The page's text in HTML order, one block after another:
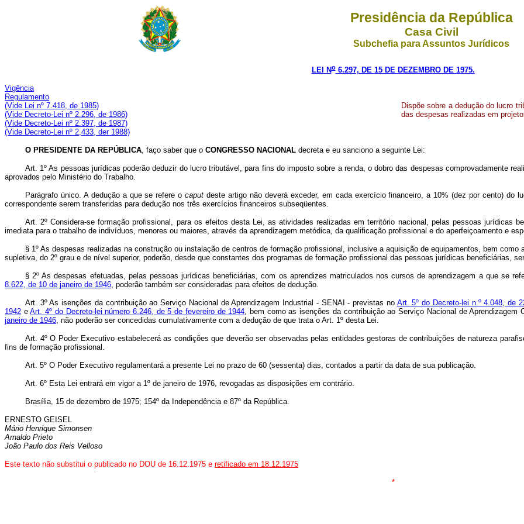
Presidência da República
Casa Civil
Subchefia para Assuntos Jurídicos
LEI No6.297, DE 15 DE DEZEMBRO DE 1975.
Vigência
Regulamento
(Vide Lei nº 7.418, de 1985)
(Vide Decreto-Lei nº 2.296, de 1986)
(Vide Decreto-Lei nº 2.397, de 1987)
(Vide Decreto-Lei nº 2,433, der 1988)
Dispõe sobre a dedução do lucro
das despesas realizadas em
O PRESIDENTE DA REPÚBLICA, faço saber que o CONGRESSO NACIONAL decreta e eu sanciono a seguinte Lei:
Art. 1º As pessoas jurídicas poderão deduzir do lucro tributável, para fins do imposto sobre a renda, o dobro das despesas comprovadamente
aprovados pelo Ministério do Trabalho.
Parágrafo único. A dedução a que se refere ocaputdeste artigo não deverá exceder, em cada exercício financeiro, a 10% (dez por cento) do
correspondente serem transferidas para dedução nos três exercícios financeiros subseqüentes.
Art. 2º Considera-se formação profissional, para os efeitos desta Lei, as atividades realizadas em território nacional, pelas pessoas jurídicas
imediata para o trabalho de indivíduos, menores ou maiores, através da aprendizagem metódica, da qualificação profissional e do aperfeiçoamento e
§ 1º As despesas realizadas na construção ou instalação de centros de formação profissional, inclusive a aquisição de equipamentos, bem
supletiva, do 2º grau e de nível superior, poderão, desde que constantes dos programas de formação profissional das pessoas jurídicas beneficiárias,
§ 2º As despesas efetuadas, pelas pessoas jurídicas beneficiárias, com os aprendizes matriculados nos cursos de aprendizagem a que se
8.622, de 10 de janeiro de 1946, poderão também ser consideradas para efeitos de dedução.
Art. 3º As isenções da contribuição ao Serviço Nacional de Aprendizagem Industrial - SENAI - previstas no Art. 5º do Decreto-lei n.º 4.048, de
1942 eArt. 4º do Decreto-lei número 6.246, de 5 de fevereiro de 1944, bem como as isenções da contribuição ao Serviço Nacional de
janeiro de 1946, não poderão ser concedidas cumulativamente com a dedução de que trata o Art. 1º desta Lei.
Art. 4º O Poder Executivo estabelecerá as condições que deverão ser observadas pelas entidades gestoras de contribuições de natureza
fins de formação profissional.
Art. 5º O Poder Executivo regulamentará a presente Lei no prazo de 60 (sessenta) dias, contados a partir da data de sua publicação.
Art. 6º Esta Lei entrará em vigor a 1º de janeiro de 1976, revogadas as disposições em contrário.
Brasília, 15 de dezembro de 1975; 154º da Independência e 87º da República.
ERNESTO GEISEL
Mário Henrique Simonsen
Arnaldo Prieto
João Paulo dos Reis Velloso
Este texto não substitui o publicado no DOU de 16.12.1975 e retificado em 18.12.1975
*